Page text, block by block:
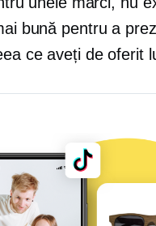
bună pentru a
ce aveți de oferit